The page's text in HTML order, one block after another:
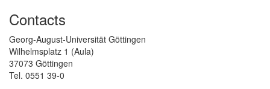
Contacts
Georg-August-Universität Göttingen
Wilhelmsplatz 1 (Aula)
37073 Göttingen
Tel. 0551 39-0